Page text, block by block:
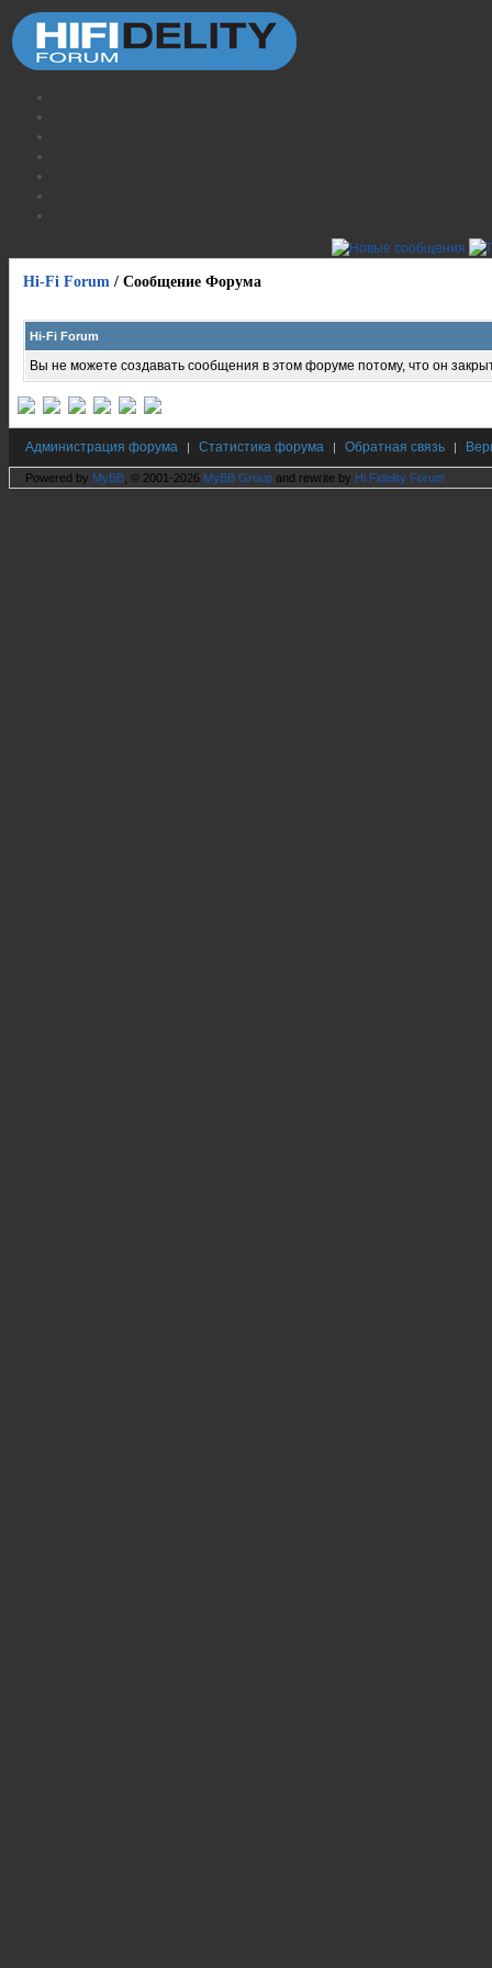
Hi-Fi Forum / Сообщение Форума
Hi-Fi Forum
Вы не можете создавать сообщения в этом форуме потому, что он
Администрация форума | Статистика форума | Обратная связь |
Powered by MyBB , © 2001-2026 MyBB Group and rewrite by Hi Fidelity Forum